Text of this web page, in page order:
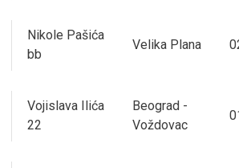
Nikole Pašića
bb
Velika Plana
Vojislava Ilića
22
Beograd -
Voždovac